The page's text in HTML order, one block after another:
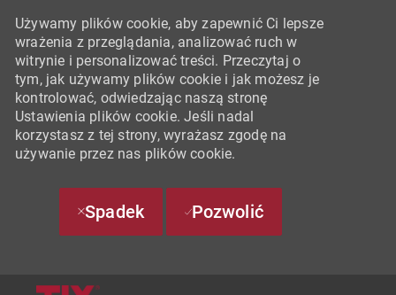
Używamy plików cookie, aby zapewnić Ci lepsze
wrażenia z przeglądania, analizować ruch w
witrynie i personalizować treści. Przeczytaj o
tym, jak używamy plików cookie i jak możesz je
kontrolować, odwiedzając naszą stronę
Ustawienia plików cookie. Jeśli nadal
korzystasz z tej strony, wyrażasz zgodę na
używanie przez nas plików cookie.
Spadek Pozwolić